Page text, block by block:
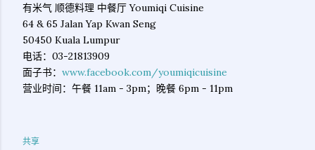
有米气 顺德料理 中餐厅 Youmiqi Cuisine
64 & 65 Jalan Yap Kwan Seng
50450 Kuala Lumpur
电话：03-21813909
面子书： www.facebook.com/youmiqicuisine
营业时间：午餐 11am - 3pm；晚餐 6pm - 11pm
共享